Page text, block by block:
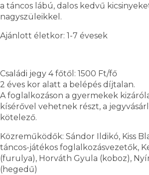
a táncos lábú, dalos kedvű
nagyszüleikkel.
Ajánlott életkor: 1-7 évesek
Családi jegy 4 főtől: 1500 Ft/fő
2 éves kor alatt a belépés díjtalan.
A foglalkozáson a gyermekek
kísérővel vehetnek részt, a
kötelező.
Közreműködők: Sándor Ildikó, Kiss
táncos-játékos foglalkozásvezetők,
(furulya), Horváth Gyula (koboz),
(hegedű)